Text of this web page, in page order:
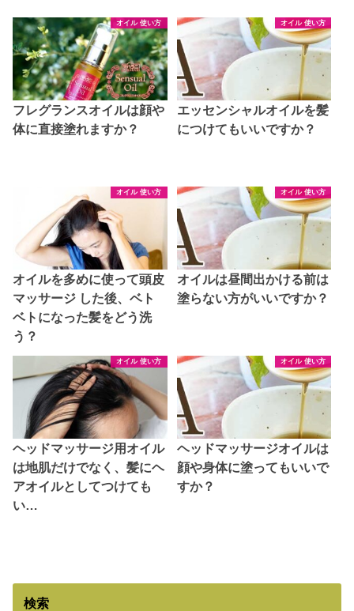
オイル 使い方
フレグランスオイルは顔や
体に直接塗れますか？
オイル 使い方
エッセンシャルオイルを髪
につけてもいいですか？
オイル 使い方
オイルを多めに使って頭皮
マッサージ した後、ベト
ベトになった髪をどう洗
う？
オイル 使い方
オイルは昼間出かける前は
塗らない方がいいですか？
オイル 使い方
ヘッドマッサージ用オイル
は地肌だけでなく、髪にヘ
アオイルとしてつけても
い…
オイル 使い方
ヘッドマッサージオイルは
顔や身体に塗ってもいいで
すか？
検索